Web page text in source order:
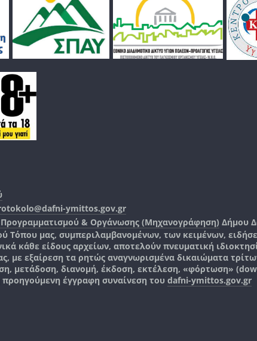
ymittos.gov.gr
& Οργάνωσης (Μηχανογράφηση) Δήμου
Τόπου μας, συμπεριλαμβανομένων, των κειμένων,
κάθε είδους αρχείων, αποτελούν πνευματική
με εξαίρεση τα ρητώς αναγνωρισμένα δικαιώματα
μετάδοση, διανομή, έκδοση, εκτέλεση, «φόρτωση»
έγγραφη συναίνεση του dafni-ymittos.gov.gr